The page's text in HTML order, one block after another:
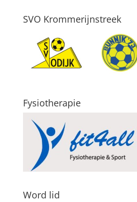
SVO Krommerijnstreek
Fysiotherapie
Word lid